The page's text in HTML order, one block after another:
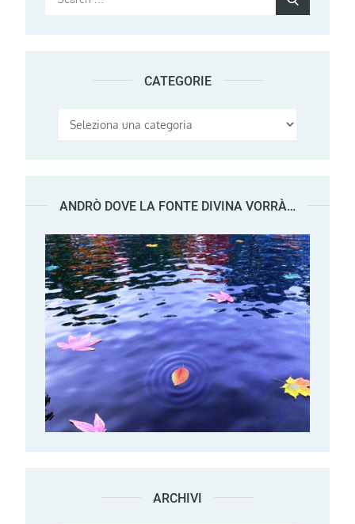
CATEGORIE
Categorie
ANDRÒ DOVE LA FONTE DIVINA VORRÀ…
ARCHIVI Archivi